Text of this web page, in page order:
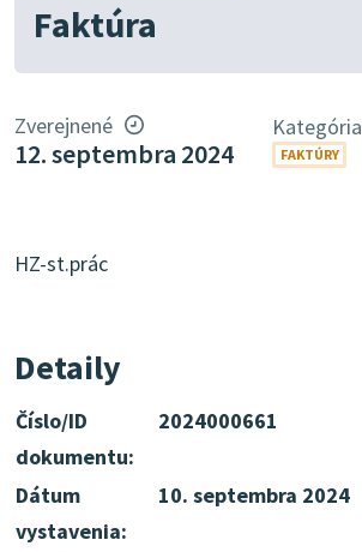
Faktúra
Zverejnené
12. septembra 2024
Kategória
FAKTÚRY
HZ-st.prác
Detaily
Číslo/ID
dokumentu:
2024000661
Dátum
vystavenia:
10. septembra 2024